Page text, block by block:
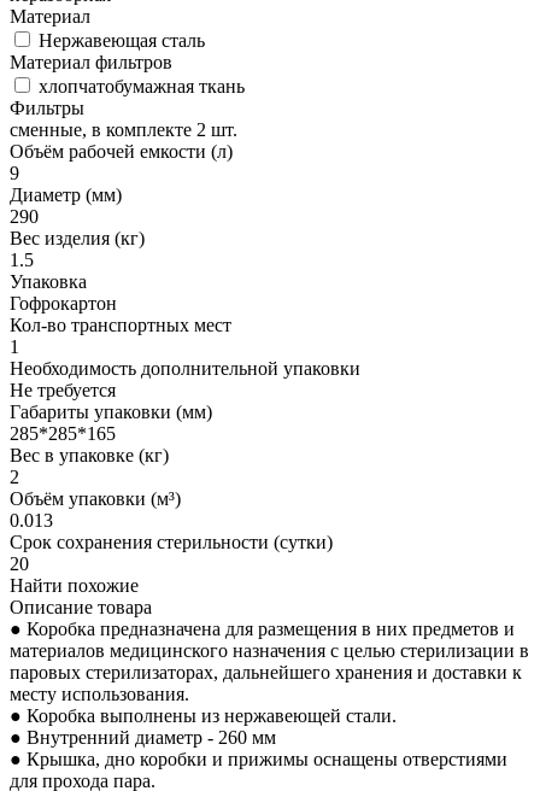
Материал
Нержавеющая сталь
Материал фильтров
хлопчатобумажная ткань
Фильтры
сменные, в комплекте 2 шт.
Объём рабочей емкости (л)
9
Диаметр (мм)
290
Вес изделия (кг)
1.5
Упаковка
Гофрокартон
Кол-во транспортных мест
1
Необходимость дополнительной упаковки
Не требуется
Габариты упаковки (мм)
285*285*165
Вес в упаковке (кг)
2
Объём упаковки (м³)
0.013
Срок сохранения стерильности (сутки)
20
Найти похожие
Описание товара
● Коробка предназначена для размещения в них предметов и
материалов медицинского назначения с целью стерилизации в
паровых стерилизаторах, дальнейшего хранения и доставки к
месту использования.
● Коробка выполнены из нержавеющей стали.
● Внутренний диаметр - 260 мм
● Крышка, дно коробки и прижимы оснащены отверстиями
для прохода пара.